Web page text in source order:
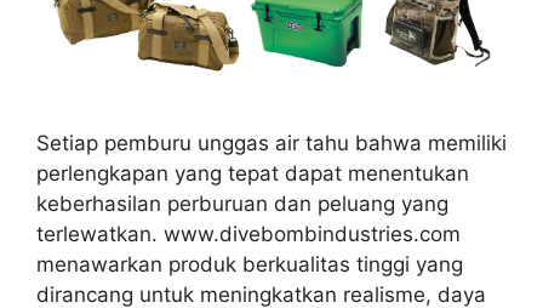
Setiap pemburu unggas air tahu bahwa memiliki
perlengkapan yang tepat dapat menentukan
keberhasilan perburuan dan peluang yang
terlewatkan. www.divebombindustries.com
menawarkan produk berkualitas tinggi yang
dirancang untuk meningkatkan realisme, daya